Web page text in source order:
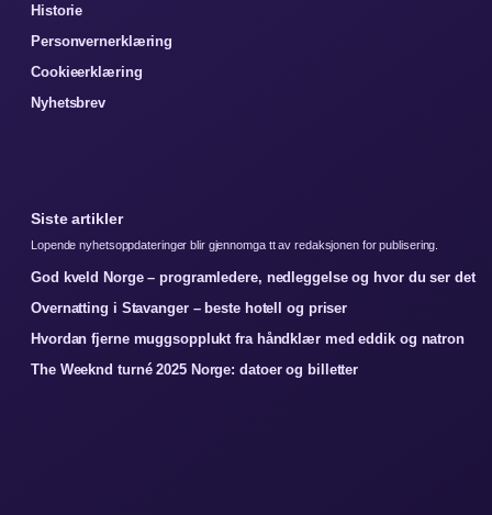
Historie
Personvernerklæring
Cookieerklæring
Nyhetsbrev
Siste artikler
Lopende nyhetsoppdateringer blir gjennomga tt av redaksjonen for publisering.
God kveld Norge – programledere, nedleggelse og hvor du ser det
Overnatting i Stavanger – beste hotell og priser
Hvordan fjerne muggsopplukt fra håndklær med eddik og natron
The Weeknd turné 2025 Norge: datoer og billetter